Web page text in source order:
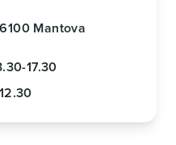
Mantova
17.30